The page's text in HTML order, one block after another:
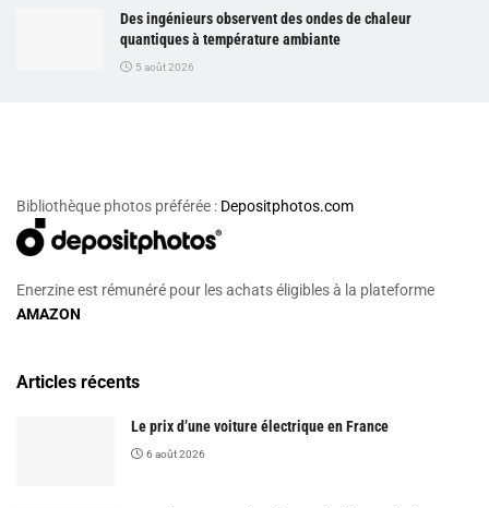
Des ingénieurs observent des ondes de chaleur
quantiques à température ambiante
5 août 2026
Bibliothèque photos préférée : Depositphotos.com
Enerzine est rémunéré pour les achats éligibles à la plateforme
AMAZON
Articles récents
Le prix d’une voiture électrique en France
6 août 2026